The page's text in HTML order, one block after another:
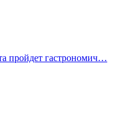
пройдет гастрономич…